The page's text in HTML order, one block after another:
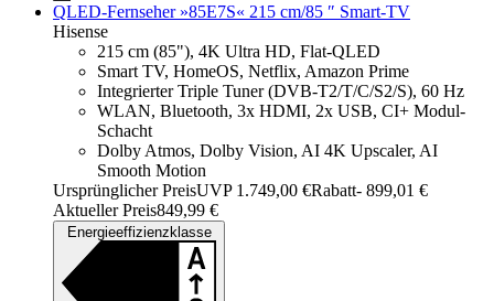
QLED-Fernseher »85E7S« 215 cm/85 ″ Smart-TV
Hisense
215 cm (85"), 4K Ultra HD, Flat-QLED
Smart TV, HomeOS, Netflix, Amazon Prime
Integrierter Triple Tuner (DVB-T2/T/C/S2/S), 60 Hz
WLAN, Bluetooth, 3x HDMI, 2x USB, CI+ Modul-
Schacht
Dolby Atmos, Dolby Vision, AI 4K Upscaler, AI
Smooth Motion
Ursprünglicher PreisUVP 1.749,00 €Rabatt- 899,01 €
Aktueller Preis849,99 €
Energieeffizienzklasse